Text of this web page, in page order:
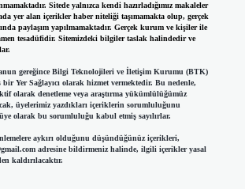
Sitede yalnızca kendi hazırladığımız makaleler
yer alan içerikler haber niteliği taşımamakta olup, gerçek
paylaşım yapılmamaktadır. Gerçek kurum ve kişiler ile
tesadüfidir. Sitemizdeki bilgiler taslak halindedir ve
gereğince Bilgi Teknolojileri ve İletişim Kurumu (BTK)
bir Yer Sağlayıcı olarak hizmet vermektedir. Bu nedenle,
olarak denetleme veya araştırma yükümlülüğümüz
üyelerimiz yazdıkları içeriklerin sorumluluğunu
olarak bu sorumluluğu kabul etmiş sayılırlar.
aykırı olduğunu düşündüğünüz içerikleri,
adresine bildirmeniz halinde, ilgili içerikler yasal
kaldırılacaktır.